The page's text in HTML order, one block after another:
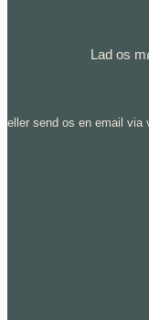
Lad os
eller send os en email via